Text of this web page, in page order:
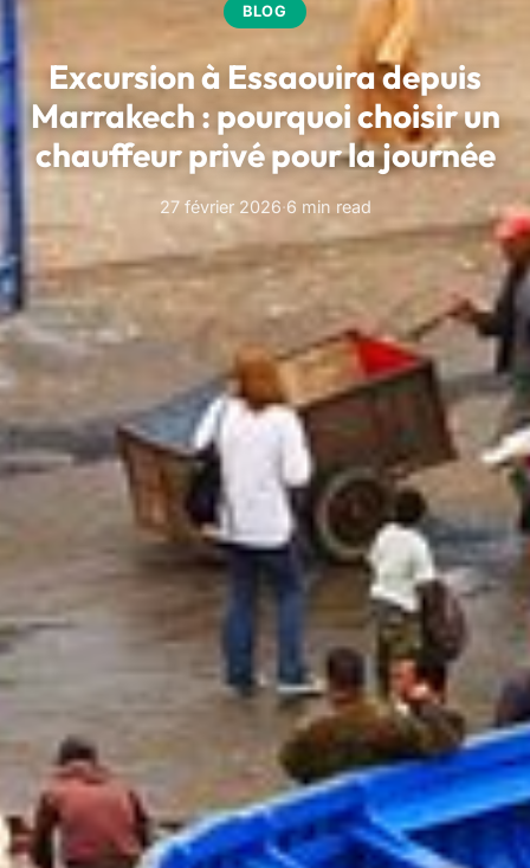
BLOG
Excursion à Essaouira depuis
Marrakech : pourquoi choisir un
chauffeur privé pour la journée
27 février 2026·6 min read